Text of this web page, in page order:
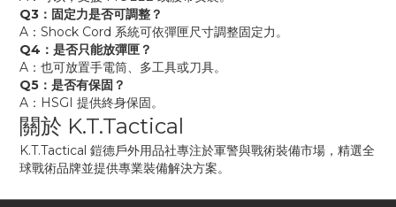
Q3：固定力是否可調整？
A：Shock Cord 系統可依彈匣尺寸調整固定力。
Q4：是否只能放彈匣？
A：也可放置手電筒、多工具或刀具。
Q5：是否有保固？
A：HSGI 提供終身保固。
關於 K.T.Tactical
K.T.Tactical 鎧德戶外用品社專注於軍警與戰術裝備市場，精選全
球戰術品牌並提供專業裝備解決方案。